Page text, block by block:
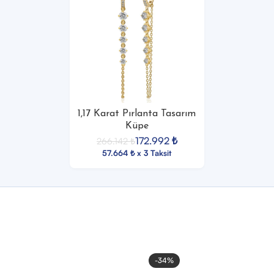
1,17 Karat Pırlanta Tasarım
Küpe
266.142₺172.992 ₺
57.664 ₺ x 3 Taksit
-34%